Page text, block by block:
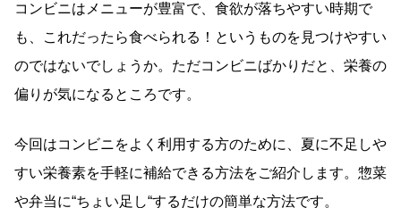
コンビニはメニューが豊富で、食欲が落ちやすい時期で
も、これだったら食べられる！というものを見つけやすい
のではないでしょうか。ただコンビニばかりだと、栄養の
偏りが気になるところです。
今回はコンビニをよく利用する方のために、夏に不足しや
すい栄養素を手軽に補給できる方法をご紹介します。惣菜
や弁当に“ちょい足し“するだけの簡単な方法です。